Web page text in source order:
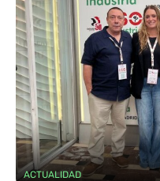
ACTUALIDAD